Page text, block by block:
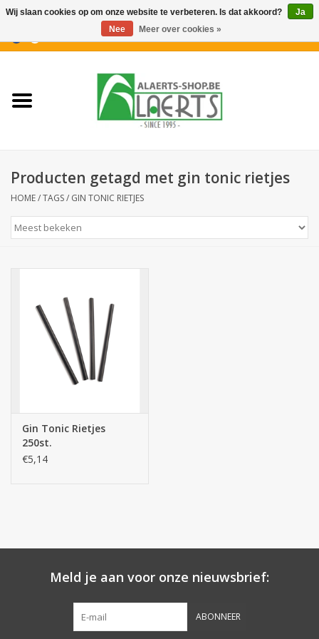
Nieuwigheden
Confiserie
Dranken
Aperitiefkoekjes
Botanicals
Snoeppot-Snoep
Kassarollen
Cleaning-producten
Koffiemachines
Kantoorbenodigdheden
Producten getagd met gin tonic rietjes
HOME/TAGS/ GIN TONIC RIETJES
Gin Tonic Rietjes
250st.
€5,14
Meld je aan voor onze nieuwsbrief:
ABONNEER
Wij slaan cookies op om onze website te verbeteren. Is dat akkoord?
Ja
Nee
Meer over cookies »